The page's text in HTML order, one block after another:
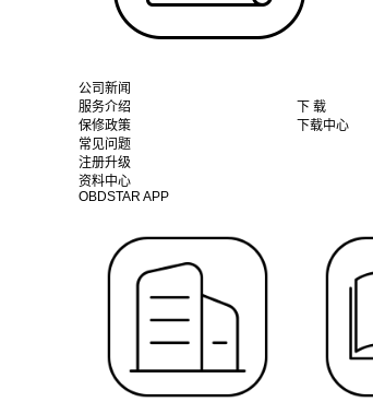
公司新闻
服务介绍
保修政策
常见问题
注册升级
资料中心
OBDSTAR APP
下 载
下载中心